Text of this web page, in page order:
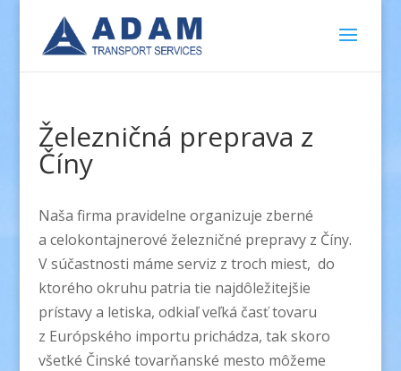
Železničná preprava z
Číny
Naša firma pravidelne organizuje zberné
a celokontajnerové železničné prepravy z Číny.
V súčastnosti máme serviz z troch miest, do
ktorého okruhu patria tie najdôležitejšie
prístavy a letiska, odkiaľ veľká časť tovaru
z Európského importu prichádza, tak skoro
všetké Činské tovarňanské mesto môžeme